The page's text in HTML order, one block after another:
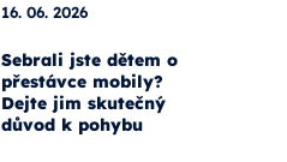
16. 06. 2026
Sebrali jste dětem o
přestávce mobily?
Dejte jim skutečný
důvod k pohybu